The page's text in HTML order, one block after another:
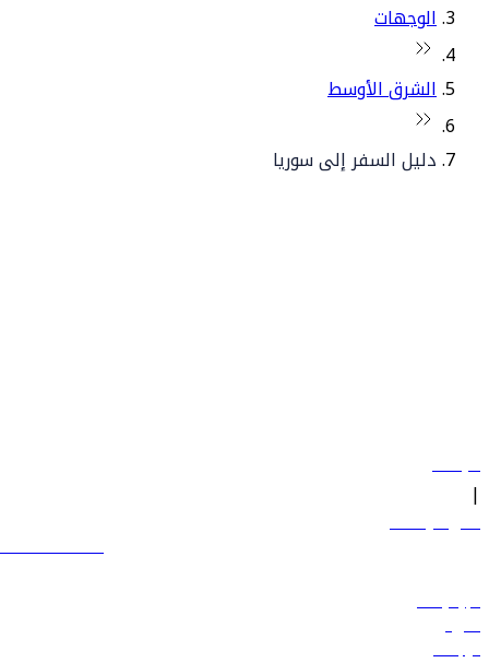
الوجهات
الشرق الأوسط
دليل السفر إلى سوريا
سياساتنا
|
الشروط والأحكام
600 544 445
حجز الرحلات
العروض
الوجهات